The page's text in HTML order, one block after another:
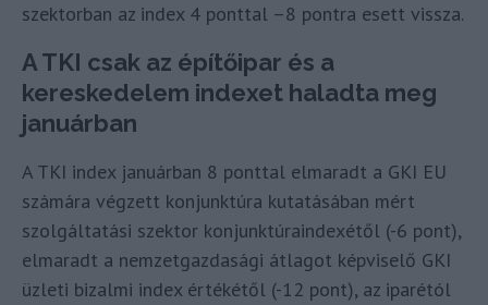
szektorban az index 4 ponttal –8 pontra esett vissza.
A TKI csak az építőipar és a
kereskedelem indexet haladta meg
januárban
A TKI index januárban 8 ponttal elmaradt a GKI EU
számára végzett konjunktúra kutatásában mért
szolgáltatási szektor konjunktúraindexétől (-6 pont),
elmaradt a nemzetgazdasági átlagot képviselő GKI
üzleti bizalmi index értékétől (-12 pont), az iparétól